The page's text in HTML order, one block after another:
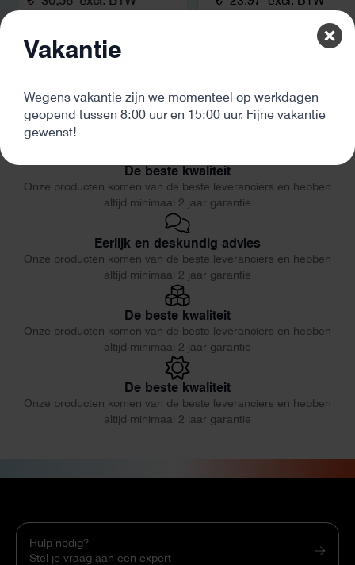
De beste kwaliteit
Onze producten komen van de beste leveranciers en hebben
altijd minimaal 2 jaar garantie
Eerlijk en deskundig advies
Onze producten komen van de beste leveranciers en hebben
altijd minimaal 2 jaar garantie
De beste kwaliteit
Onze producten komen van de beste leveranciers en hebben
altijd minimaal 2 jaar garantie
De beste kwaliteit
Onze producten komen van de beste leveranciers en hebben
altijd minimaal 2 jaar garantie
Hulp nodig?
Stel je vraag aan een expert
Vakantie
Wegens vakantie zijn we momenteel op werkdagen
geopend tussen 8:00 uur en 15:00 uur. Fijne vakantie
gewenst!